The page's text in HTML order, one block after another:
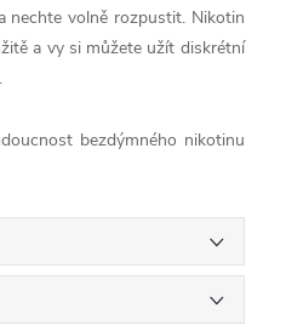
nechte volně rozpustit. Nikotin
a vy si můžete užít diskrétní
bezdýmného nikotinu